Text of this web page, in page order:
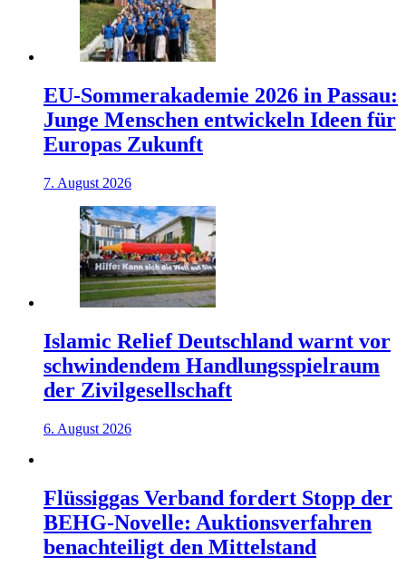
EU-Sommerakademie 2026 in Passau:
Junge Menschen entwickeln Ideen für
Europas Zukunft
7. August 2026
Islamic Relief Deutschland warnt vor
schwindendem Handlungsspielraum
der Zivilgesellschaft
6. August 2026
Flüssiggas Verband fordert Stopp der
BEHG-Novelle: Auktionsverfahren
benachteiligt den Mittelstand